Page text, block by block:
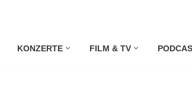
KONZERTE FILM & TV